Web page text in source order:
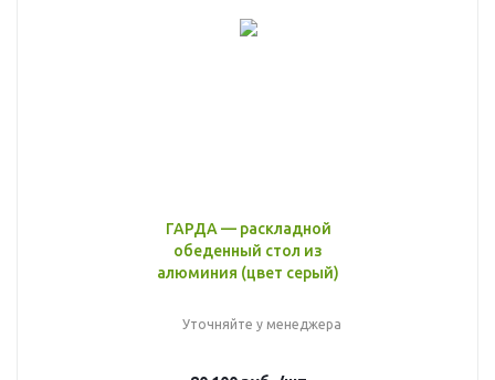
ГАРДА — раскладной
обеденный стол из
алюминия (цвет серый)
Уточняйте у менеджера